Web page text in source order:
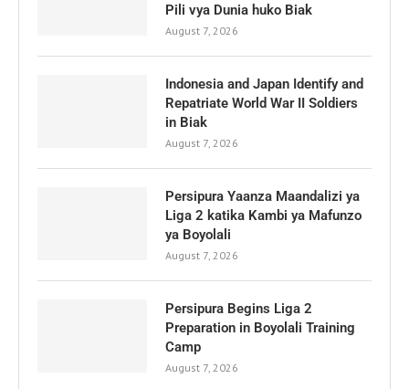
Pili vya Dunia huko Biak
August 7, 2026
Indonesia and Japan Identify and
Repatriate World War II Soldiers
in Biak
August 7, 2026
Persipura Yaanza Maandalizi ya
Liga 2 katika Kambi ya Mafunzo
ya Boyolali
August 7, 2026
Persipura Begins Liga 2
Preparation in Boyolali Training
Camp
August 7, 2026